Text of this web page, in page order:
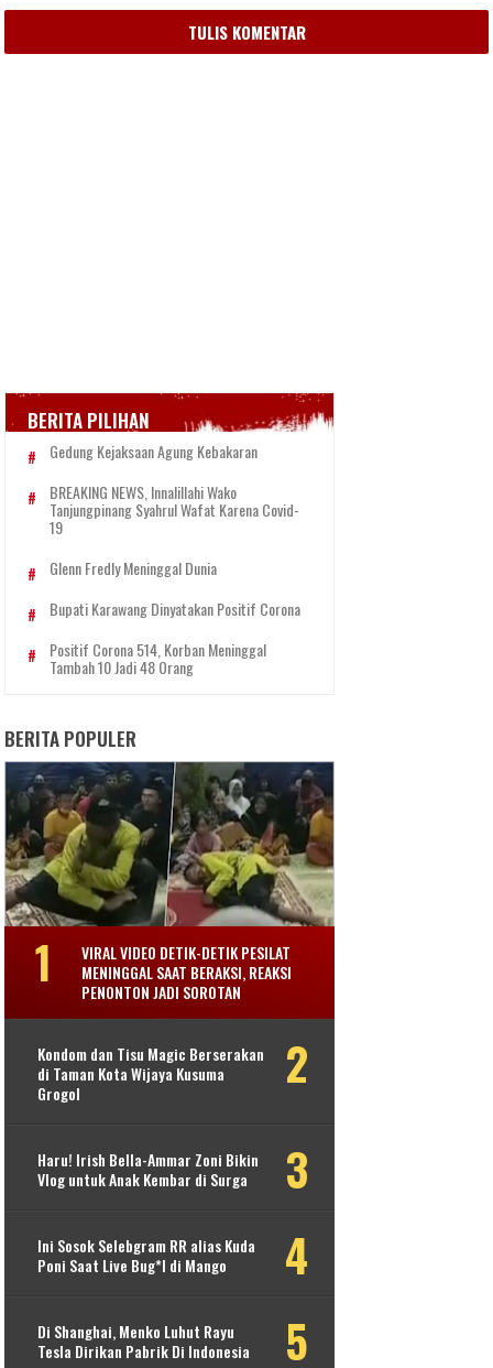
TULIS KOMENTAR
BERITA PILIHAN
Gedung Kejaksaan Agung Kebakaran
BREAKING NEWS, Innalillahi Wako
Tanjungpinang Syahrul Wafat Karena Covid-
19
Glenn Fredly Meninggal Dunia
Bupati Karawang Dinyatakan Positif Corona
Positif Corona 514, Korban Meninggal
Tambah 10 Jadi 48 Orang
BERITA POPULER
VIRAL VIDEO DETIK-DETIK PESILAT
MENINGGAL SAAT BERAKSI, REAKSI
PENONTON JADI SOROTAN
Kondom dan Tisu Magic Berserakan
di Taman Kota Wijaya Kusuma
Grogol
Haru! Irish Bella-Ammar Zoni Bikin
Vlog untuk Anak Kembar di Surga
Ini Sosok Selebgram RR alias Kuda
Poni Saat Live Bug*l di Mango
Di Shanghai, Menko Luhut Rayu
Tesla Dirikan Pabrik Di Indonesia